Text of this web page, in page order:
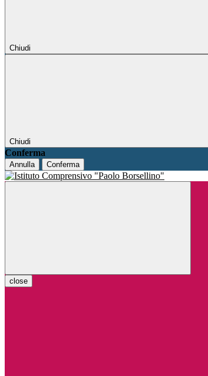
Chiudi
Chiudi
Conferma
Annulla Conferma
close